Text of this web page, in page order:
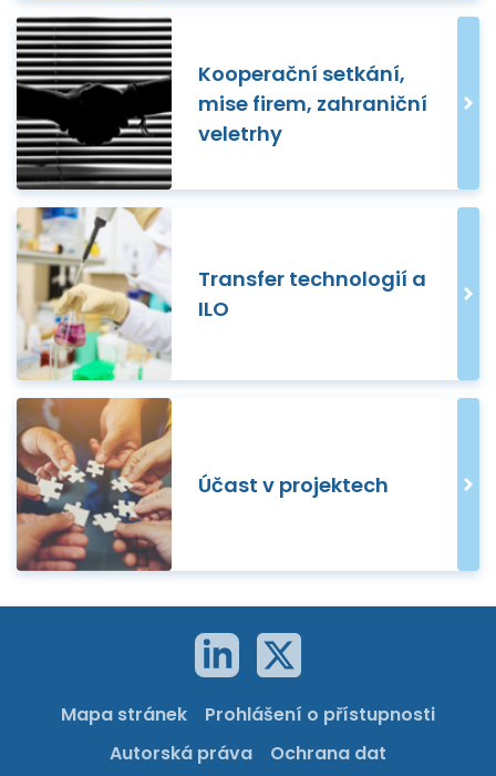
Kooperační setkání,
mise firem, zahraniční
veletrhy
Transfer technologií a
ILO
Účast v projektech
Mapa stránek
Prohlášení o přístupnosti
Autorská práva
Ochrana dat